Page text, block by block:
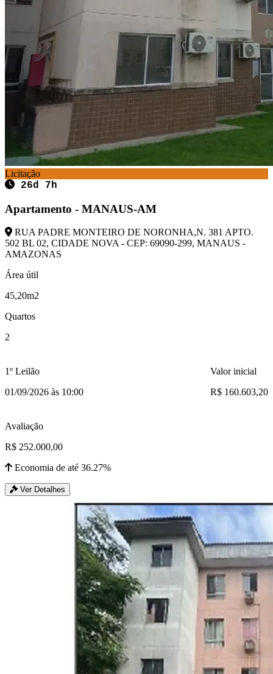
Licitação
26d 7h
Apartamento - MANAUS-AM
RUA PADRE MONTEIRO DE NORONHA,N. 381 APTO.
502 BL 02, CIDADE NOVA - CEP: 69090-299, MANAUS -
AMAZONAS
Área útil
45,20m2
Quartos
2
1º Leilão
01/09/2026 às 10:00
Valor inicial
R$ 160.603,20
Avaliação
R$ 252.000,00
Economia de até 36.27%
Ver Detalhes